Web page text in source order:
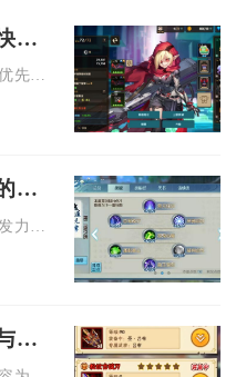
如何使用坎公骑冠剑进行快速升级
坎公骑冠剑快速升级的核心思路是优先推进主线解锁等级上限、合理...
如何使诛仙手游攻击宠物的技能更具爆发力
少年三国志轮回不灭可以与谁组成最强阵容